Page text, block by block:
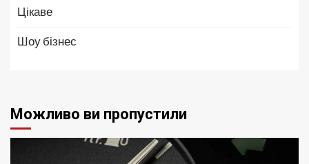
Цікаве
Шоу бізнес
Можливо ви пропустили